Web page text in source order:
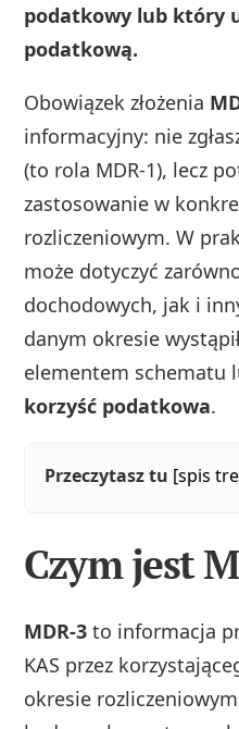
podatkowy lub który
podatkową.
Obowiązek złożenia
informacyjny: nie
(to rola MDR-1), lecz
zastosowanie w
rozliczeniowym. W
może dotyczyć
dochodowych, jak i
danym okresie
elementem schematu
korzyść podatkowa.
Przeczytasz tu [spis
Czym jest
MDR-3 to informacja
KAS przez
okresie